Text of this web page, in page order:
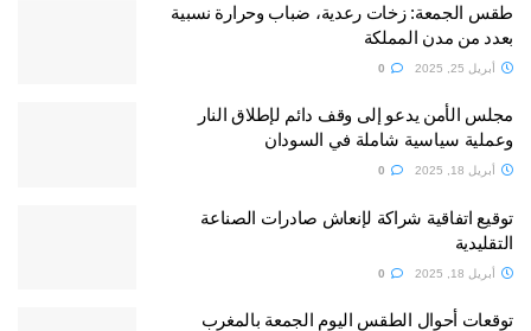
طقس الجمعة: زخات رعدية، ضباب وحرارة نسبية
بعدد من مدن المملكة
أبريل 25, 2025
مجلس الأمن يدعو إلى وقف دائم لإطلاق النار
وعملية سياسية شاملة في السودان
أبريل 18, 2025
توقيع اتفاقية شراكة لإنعاش صادرات الصناعة
التقليدية
أبريل 18, 2025
توقعات أحوال الطقس اليوم الجمعة بالمغرب